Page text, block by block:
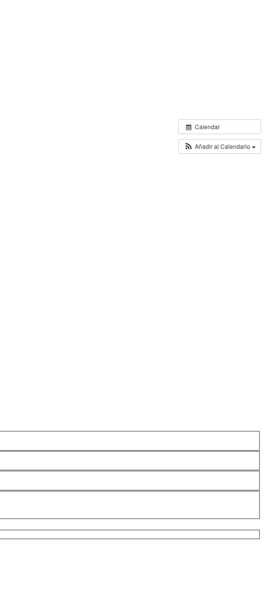
Calendar
Añadir al Calendario